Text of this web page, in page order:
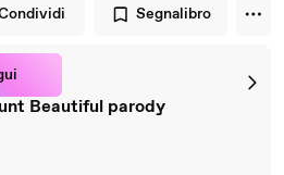
Segnalibro
Beautiful parody